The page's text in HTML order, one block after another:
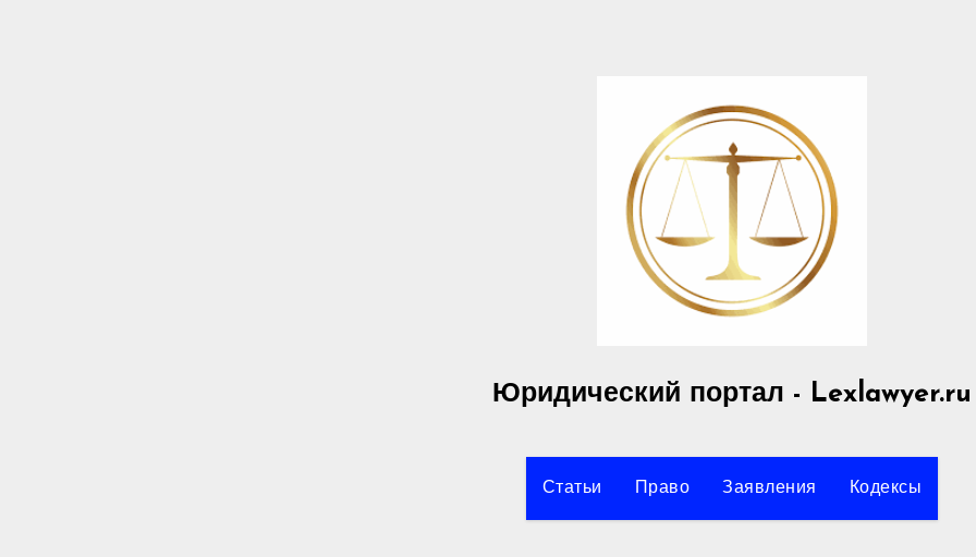
Юридический портал - Lexlawyer.ru
Статьи Право Заявления Кодексы